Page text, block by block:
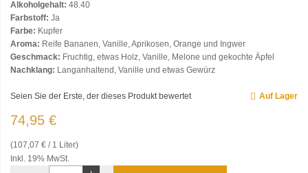
Alkoholgehalt: 48.40
Farbstoff: Ja
Farbe: Kupfer
Aroma: Reife Bananen, Vanille, Aprikosen, Orange und Ingwer
Geschmack: Fruchtig, etwas Holz, Vanille, Melone und gekochte Äpfel
Nachklang: Langanhaltend, Vanille und etwas Gewürz
Auf Lager
Seien Sie der Erste, der dieses Produkt bewertet
74,95 €
(107,07 € / 1 Liter)
Inkl. 19% MwSt.